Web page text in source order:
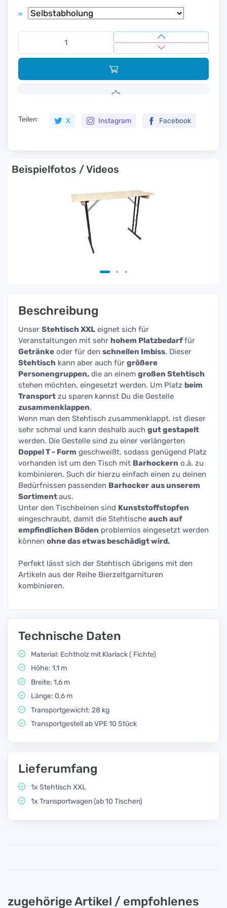
»
Teilen: X Instagram Facebook
Beispielfotos / Videos
Beschreibung
Unser Stehtisch XXL eignet sich für
Veranstaltungen mit sehr hohem Platzbedarffür
Getränke oder für den schnellen Imbiss. Dieser
Stehtisch kann aber auch für größere
Personengruppen, die an einem großen Stehtisch
stehen möchten, eingesetzt werden. Um Platz beim
Transport zu sparen kannst Du die Gestelle
zusammenklappen.
Wenn man den Stehtisch zusammenklappt, ist dieser
sehr schmal und kann deshalb auch gut gestapelt
werden. Die Gestelle sind zu einer verlängerten
Doppel T - Form geschweißt, sodass genügend Platz
vorhanden ist um den Tisch mit Barhockern o.ä. zu
kombinieren. Such dir hierzu einfach einen zu deinen
Bedürfnissen passenden Barhocker aus unserem
Sortimentaus.
Unter den Tischbeinen sind Kunststoffstopfen
eingeschraubt, damit die Stehtische auch auf
empfindlichen Böden problemlos eingesetzt werden
können ohne das etwas beschädigt wird.
Perfekt lässt sich der Stehtisch übrigens mit den
Artikeln aus der Reihe Bierzeltgarnituren
kombinieren.
Technische Daten
Material: Echtholz mit Klarlack ( Fichte)
Höhe: 1,1 m
Breite: 1,6 m
Länge: 0,6 m
Transportgewicht: 28 kg
Transportgestell ab VPE 10 Stück
Lieferumfang
1x Stehtisch XXL
1x Transportwagen (ab 10 Tischen)
zugehörige Artikel / empfohlenes